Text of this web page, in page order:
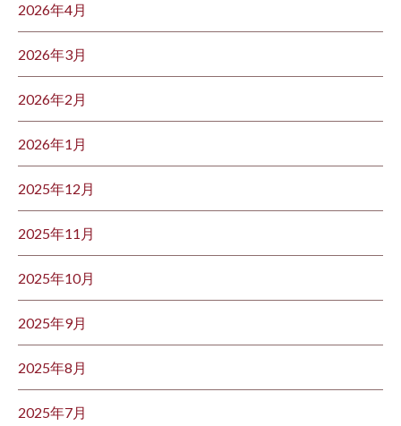
2026年4月
2026年3月
2026年2月
2026年1月
2025年12月
2025年11月
2025年10月
2025年9月
2025年8月
2025年7月